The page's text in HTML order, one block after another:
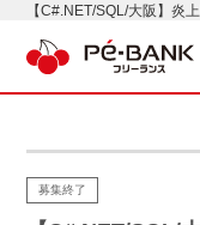
【C#.NET/SQL/大阪】炎
募集終了